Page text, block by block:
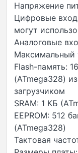
Напряжение
Цифровые
могут
Аналоговые
Максимальный
Flash-память:
(ATmega328)
загрузчиком
SRAM: 1 КБ
EEPROM: 512
(ATmega328)
Тактовая